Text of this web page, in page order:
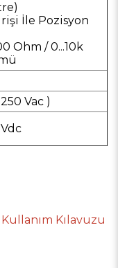
İle Pozisyon
Ohm / 0...10k
Vac )
Kılavuzu